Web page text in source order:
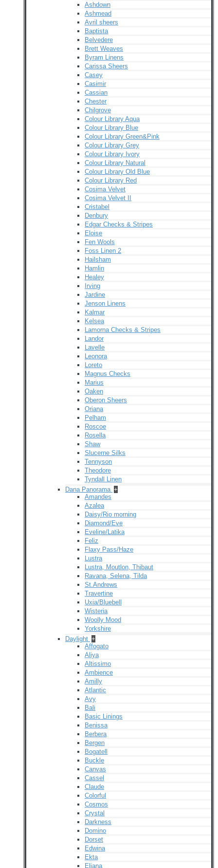
Ashdown
Ashmead
Avril sheers
Baptista
Belvedere
Brett Weaves
Byram Linens
Carissa Sheers
Casey
Casimir
Cassian
Chester
Chilgrove
Colour Library Aqua
Colour Library Blue
Colour Library Green&Pink
Colour Library Grey
Colour Library Ivory
Colour Library Natural
Colour Library Old Blue
Colour Library Red
Cosima Velvet
Cosima Velvet II
Cristabel
Denbury
Edgar Checks & Stripes
Eloise
Fen Wools
Foss Linen 2
Hailsham
Hamlin
Healey
Irving
Jardine
Jenson Linens
Kalmar
Kelsea
Lamorna Checks & Stripes
Landor
Lavelle
Leonora
Loreto
Magnus Checks
Marius
Oaken
Oberon Sheers
Oriana
Pelham
Roscoe
Rosella
Shaw
Slucerne Silks
Tennyson
Theodore
Tyndall Linen
Dana Panorama +
Amandes
Azalea
Daisy/Rio morning
Diamond/Eve
Eveline/Latika
Feliz
Flaxy Pass/Haze
Lustra
Lustra, Moutlon, Thibaut
Ravana, Selena, Tilda
St.Andrews
Travertine
Uxia/Bluebell
Wisteria
Woolly Mood
Yorkshire
Daylight +
Affogato
Aliya
Altissimo
Ambience
Amilly
Atlantic
Avy
Bali
Basic Linings
Benissa
Berbera
Bergen
Bogatell
Buckle
Canvas
Cassel
Claude
Colorful
Cosmos
Crystal
Darkness
Domino
Dorset
Edwina
Ekta
Eliana